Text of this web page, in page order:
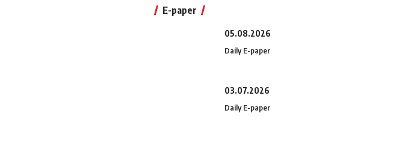
E-paper
05.08.2026
Daily E-paper
03.07.2026
Daily E-paper